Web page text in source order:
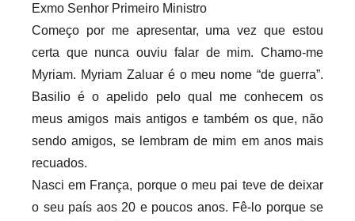
p
r
e
c
a
r
o
Exmo Senhor Primeiro Ministro
Começo por me apresentar, uma vez que estou
certa que nunca ouviu falar de mim. Chamo-me
Myriam. Myriam Zaluar é o meu nome “de guerra”.
Basilio é o apelido pelo qual me conhecem os
meus amigos mais antigos e também os que, não
sendo amigos, se lembram de mim em anos mais
recuados.
Nasci em França, porque o meu pai teve de deixar
o seu país aos 20 e poucos anos. Fê-lo porque se